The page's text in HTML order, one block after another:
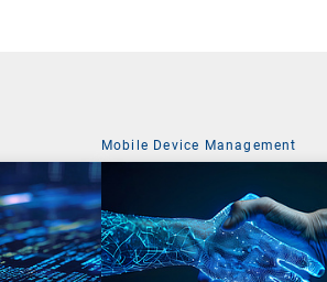
Mobile Device Management